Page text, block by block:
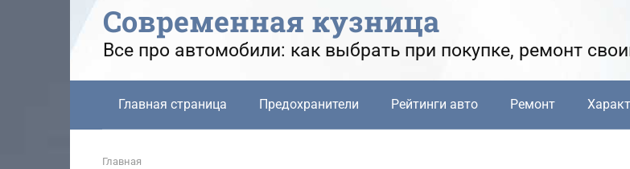
Современная кузница
Все про автомобили: как выбрать при покупке, ремонт
Главная страница Предохранители Рейтинги авто Ремонт
Главная